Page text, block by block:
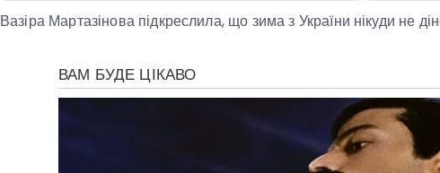
Вазіра Мартазінова підкреслила, що зима з України нікуди не